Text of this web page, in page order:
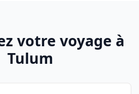
votre voyage à
Tulum